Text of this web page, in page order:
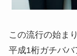
この流行の始ま
平成1桁ガチバ